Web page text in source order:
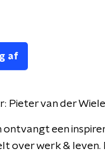
af
Pieter van der
ontvangt een
over werk & leven.